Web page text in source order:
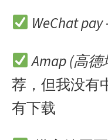
WeChat
Amap (高德
荐，但我没有
有下载